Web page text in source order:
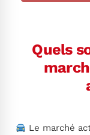
Quels
Le marché